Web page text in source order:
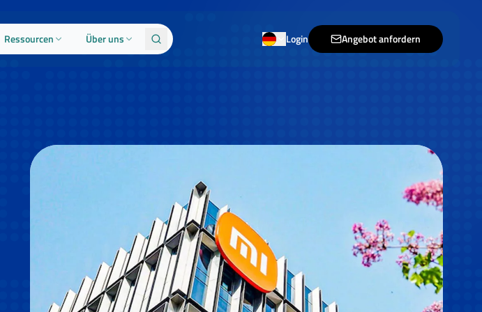
Ressourcen Über uns Login Angebot anfordern